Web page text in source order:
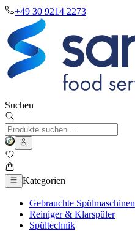
+49 30 9214 2273
Suchen
Kategorien
Gebrauchte Spülmaschinen
Reiniger & Klarspüler
Spültechnik